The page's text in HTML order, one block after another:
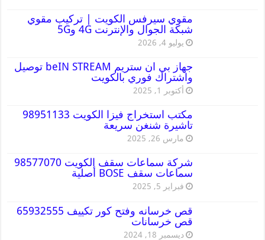
مقوي سيرفس الكويت | تركيب مقوي
شبكة الجوال والإنترنت 4G و5G
يوليو 4, 2026
جهاز بي ان ستريم beIN STREAM توصيل
واشتراك فوري بالكويت
أكتوبر 1, 2025
مكتب استخراج فيزا الكويت 98951133
تاشيرة شنغن سريعة
مارس 26, 2025
شركة سماعات سقف الكويت 98577070
سماعات سقف BOSE أصلية
فبراير 5, 2025
قص خرسانه وفتح كور تكييف 65932555
قص خرسانات
ديسمبر 18, 2024